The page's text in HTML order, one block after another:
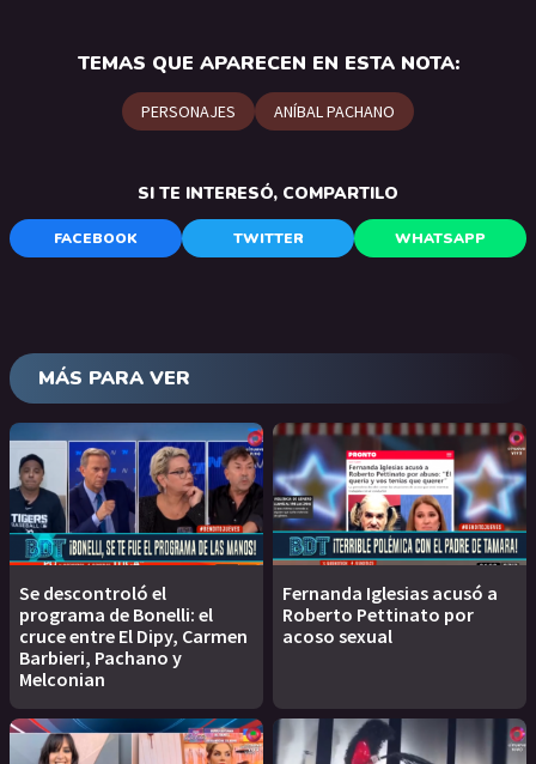
TEMAS QUE APARECEN EN ESTA NOTA:
PERSONAJES ANÍBAL PACHANO
SI TE INTERESÓ, COMPARTILO
FACEBOOK TWITTER WHATSAPP
MÁS PARA VER
Se descontroló el
programa de Bonelli: el
cruce entre El Dipy, Carmen
Barbieri, Pachano y
Melconian
Fernanda Iglesias acusó a
Roberto Pettinato por
acoso sexual